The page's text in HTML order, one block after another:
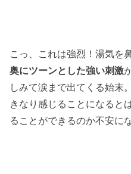
こっ、これは強烈！湯気を
奥にツーンとした強い刺激
しみて涙まで出てくる始末
きなり感じることになると
ることができるのか不安に